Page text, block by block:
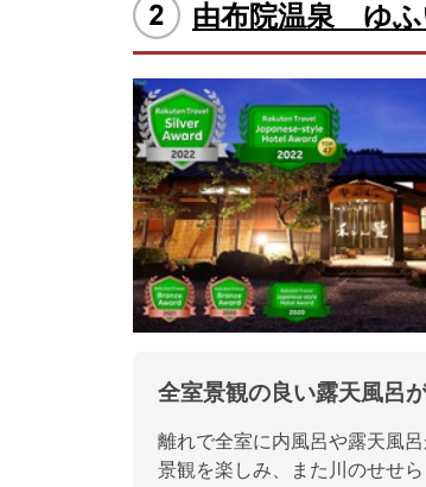
由布院温泉 ゆ
全室景観の良い露天風呂
離れで全室に内風呂や露天風
景観を楽しみ、また川のせせ